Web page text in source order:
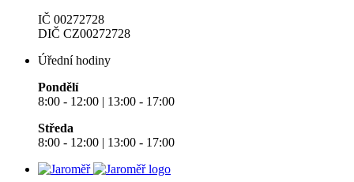
IČ 00272728
DIČ CZ00272728
Úřední hodiny
Pondělí
8:00 - 12:00 | 13:00 - 17:00
Středa
8:00 - 12:00 | 13:00 - 17:00